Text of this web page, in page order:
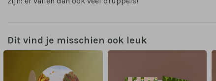
Dit vind je misschien ook leuk